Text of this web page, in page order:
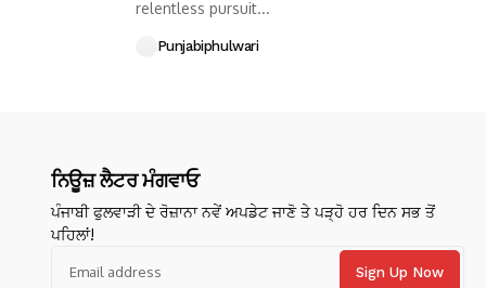
relentless pursuit...
Punjabiphulwari
ਨਿਊਜ਼ ਲੈਟਰ ਮੰਗਵਾਓ
ਪੰਜਾਬੀ ਫੁਲਵਾੜੀ ਦੇ ਰੋਜ਼ਾਨਾ ਨਵੇਂ ਅਪਡੇਟ ਜਾਣੋ ਤੇ ਪੜ੍ਹੋ ਹਰ ਦਿਨ ਸਭ ਤੋਂ
ਪਹਿਲਾਂ!